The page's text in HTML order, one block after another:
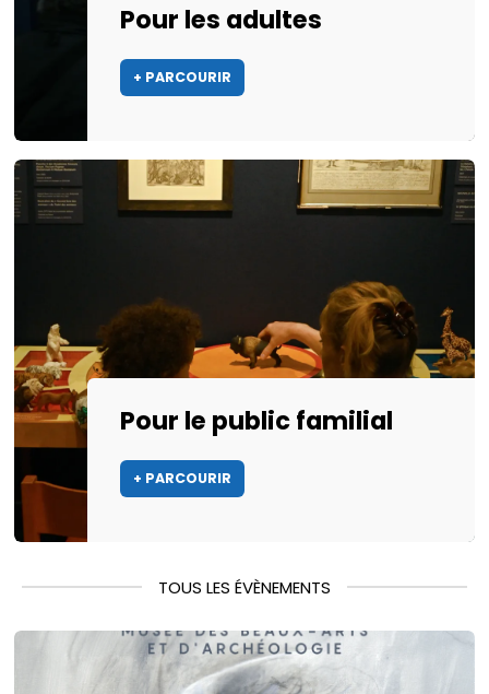
Pour les adultes
+ PARCOURIR
Pour le public familial
+ PARCOURIR